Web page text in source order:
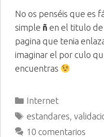
No os penséis que es
simple ñ en el titulo
pagina que tenia
imaginar el por culo
encuentras
Categorías
Internet
Etiquetas
estandares
10 comentarios